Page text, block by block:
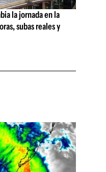
la jornada en la
subas reales y